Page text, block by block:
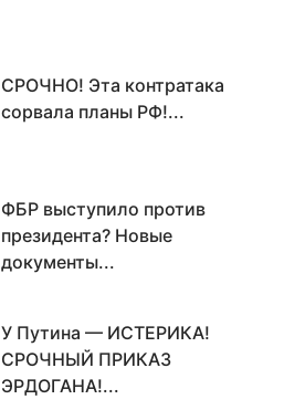
СРОЧНО! Эта контратака
сорвала планы РФ!...
ФБР выступило против
президента? Новые
документы...
У Путина — ИСТЕРИКА!
СРОЧНЫЙ ПРИКАЗ
ЭРДОГАНА!...